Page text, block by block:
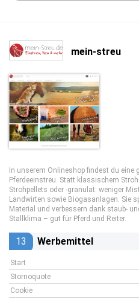
mein-streu
In unserem Onlineshop findest du eine
Pferdeeinstreu. Statt klassischem
Strohpellets oder -granulat: weniger
Landwirten sowie Biogasanlagen. Sie
Material und verbessern dank staub-
Stallklima – gut für Pferd und Reiter.
13 Werbemittel
Start
Stornoquote
Cookie